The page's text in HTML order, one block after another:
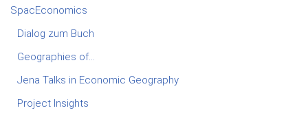
SpacEconomics
Dialog zum Buch
Geographies of…
Jena Talks in Economic Geography
Project Insights